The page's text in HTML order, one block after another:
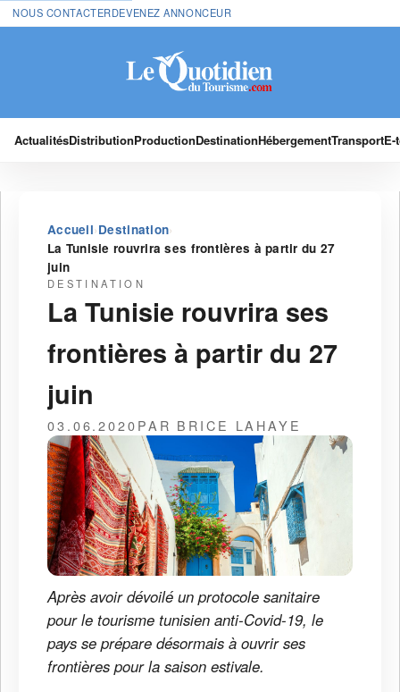
NOUS CONTACTERDEVENEZ ANNONCEUR
ActualitésDistributionProductionDestinationHébergementTransport
Accueil›Destination›
La Tunisie rouvrira ses frontières à partir du 27
juin
DESTINATION
La Tunisie rouvrira ses
frontières à partir du 27
juin
03.06.2020PAR BRICE LAHAYE
Après avoir dévoilé un protocole sanitaire
pour le tourisme tunisien anti-Covid-19, le
pays se prépare désormais à ouvrir ses
frontières pour la saison estivale.